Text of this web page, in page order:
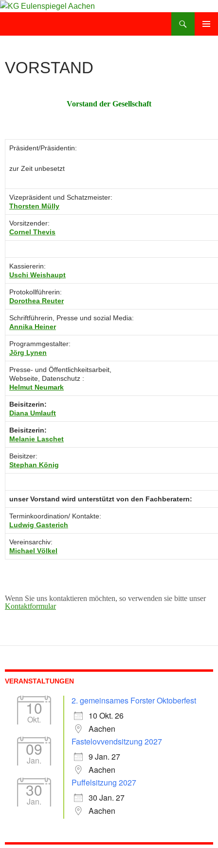
Zum
VORSTAND
Vorstand der Gesellschaft
Präsident/Präsidentin:
zur Zeit unbesetzt
Vizepräsident und Schatzmeister:
Thorsten Mülly
Vorsitzender:
Cornel Thevis
Kassiererin:
Uschi Weishaupt
Protokollführerin:
Dorothea Reuter
Schriftführerin, Presse und sozial Media:
Annika Heiner
Programmgestalter:
Jörg Lynen
Presse- und Öffentlichkeitsarbeit,
Webseite, Datenschutz :
Helmut Neumark
Beisitzerin:
Diana Umlauft
Beisitzerin:
Melanie Laschet
Beisitzer:
Stephan König
unser Vorstand wird unterstützt von den Fachberatern:
Terminkoordination/ Kontakte:
Ludwig Gasterich
Vereinsarchiv:
Michael Völkel
Wenn Sie uns kontaktieren möchten, so verwenden sie bitte unser
Kontaktformular
VERANSTALTUNGEN
10
Okt.
2. gemeinsames Forster Oktoberfest
10 Okt. 26
Aachen
09
Jan.
Fastelovvendsitzung 2027
9 Jan. 27
Aachen
30
Jan.
Puffelsitzung 2027
30 Jan. 27
Aachen